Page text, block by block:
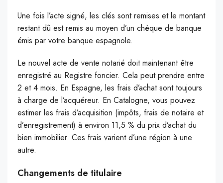
Une fois l’acte signé, les clés sont remises et le montant
restant dû est remis au moyen d’un chèque de banque
émis par votre banque espagnole.
Le nouvel acte de vente notarié doit maintenant être
enregistré au Registre foncier. Cela peut prendre entre
2 et 4 mois. En Espagne, les frais d’achat sont toujours
à charge de l’acquéreur. En Catalogne, vous pouvez
estimer les frais d’acquisition (impôts, frais de notaire et
d’enregistrement) à environ 11,5 % du prix d’achat du
bien immobilier. Ces frais varient d’une région à une
autre.
Changements de titulaire